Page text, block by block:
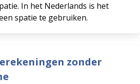
In het Nederlands is het
spatie te gebruiken.
zonder